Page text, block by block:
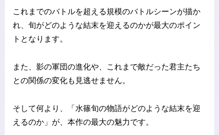
これまでのバトルを超える規模のバトルシーンが描か
れ、旬がどのような結末を迎えるのかが最大のポイン
トとなります。
また、影の軍団の進化や、これまで敵だった君主たち
との関係の変化も見逃せません。
そして何より、「水篠旬の物語がどのような結末を迎
えるのか」が、本作の最大の魅力です。